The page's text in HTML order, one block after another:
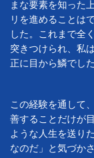
まな要素を知った
リを進めることは
した。これまで全
突きつけられ、私
正に目から鱗でした
この経験を通して
善することだけが
ような人生を送り
なのだ」と気づか